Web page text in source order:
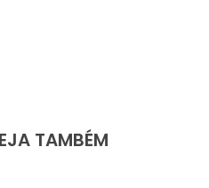
TAMBÉM